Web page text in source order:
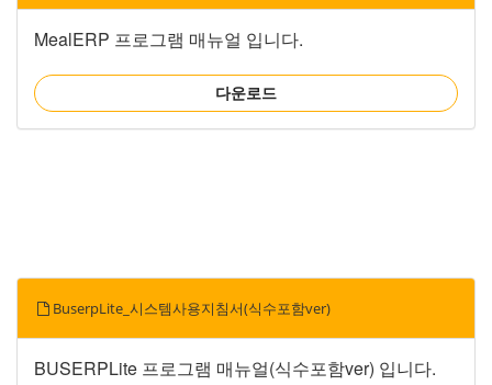
MealERP 프로그램 매뉴얼 입니다.
다운로드
BuserpLite_시스템사용지침서(식수포함ver)
BUSERPLite 프로그램 매뉴얼(식수포함ver) 입니다.